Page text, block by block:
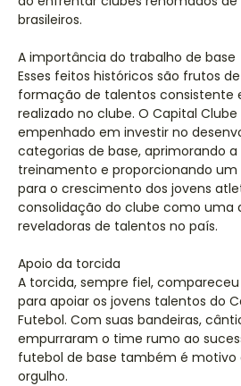
brasileiros.
A importância do trabalho de base
Esses feitos históricos são frutos
formação de talentos consistente
realizado no clube. O Capital
empenhado em investir no
categorias de base, aprimorando
treinamento e proporcionando
para o crescimento dos jovens
consolidação do clube como uma
reveladoras de talentos no país.
Apoio da torcida
A torcida, sempre fiel,
para apoiar os jovens talentos do
Futebol. Com suas bandeiras,
empurraram o time rumo ao
futebol de base também é motivo
orgulho.